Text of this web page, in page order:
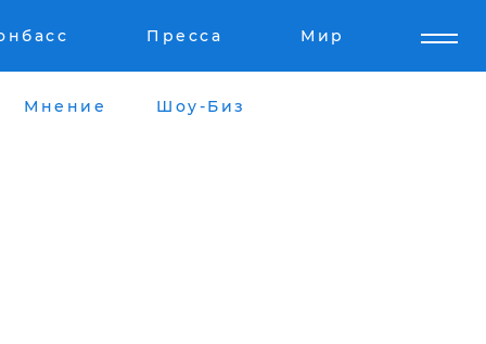
Пресса Мир
Мнение Шоу-Биз